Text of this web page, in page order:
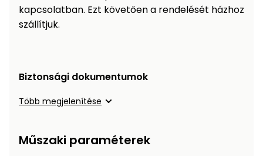
kapcsolatban. Ezt követően a rendelését házhoz
szállítjuk.
Biztonsági dokumentumok
Több megjelenítése
Műszaki paraméterek